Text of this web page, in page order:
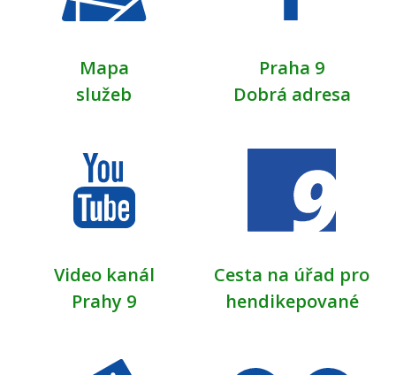
Mapa
služeb
Praha 9
Dobrá adresa
Video kanál
Prahy 9
Cesta na úřad pro
hendikepované